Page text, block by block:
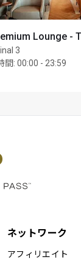
substitute or
US$28
at certain times
other airport
from your
Lounge -
3
間: 00:00 - 23:59
ネットワーク
アフィリエイト